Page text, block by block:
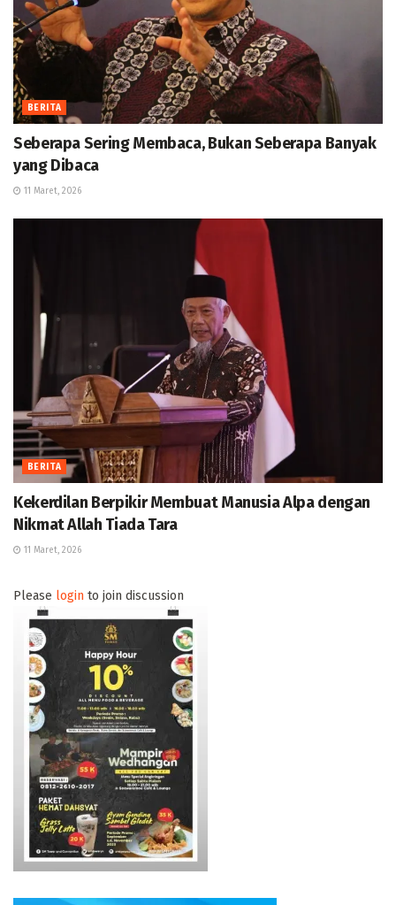
BERITA
Seberapa Sering Membaca, Bukan Seberapa Banyak
yang Dibaca
11 Maret, 2026
BERITA
Kekerdilan Berpikir Membuat Manusia Alpa dengan
Nikmat Allah Tiada Tara
11 Maret, 2026
Please login to join discussion